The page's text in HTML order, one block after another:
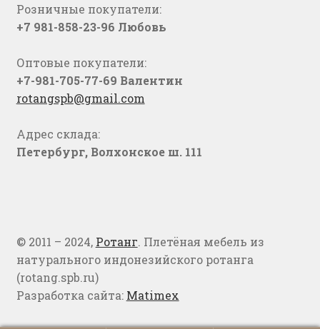
Розничные покупатели:
+7 981-858-23-96 Любовь
Оптовые покупатели:
+7-981-705-77-69 Валентин
rotangspb@gmail.com
Адрес склада:
Петербург, Волхонское ш. 111
© 2011 – 2024, Ротанг. Плетёная мебель из
натурального индонезийского ротанга
(rotang.spb.ru)
Разработка сайта: Matimex